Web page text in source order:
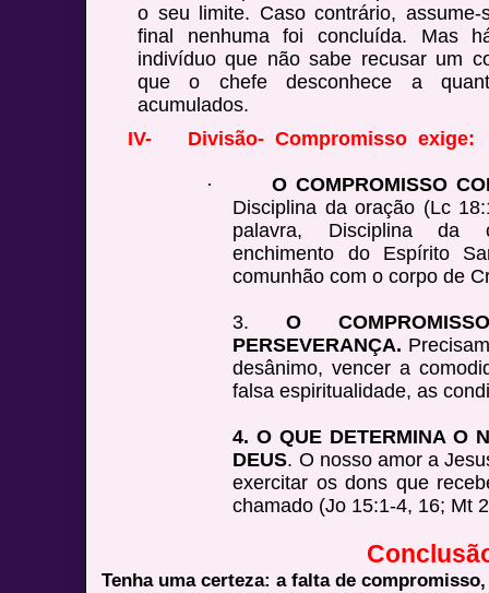
o seu limite. Caso contrário,
final nenhuma foi concluída. Mas
indivíduo que não sabe recusar um
que o chefe desconhece a
acumulados.
IV-
Divisão- Compromisso exige:
·
O COMPROMISSO
Disciplina da oração (Lc
palavra, Disciplina da
enchimento do Espírito
comunhão com o corpo de
3.O
PERSEVERANÇA.
desânimo, vencer a
falsa espiritualidade, as
4. O QUE DETERMINA O
DEUS. O nosso amor a
exercitar os dons que
chamado (Jo 15:1-4, 16; Mt
Tenha uma certeza: a falta de